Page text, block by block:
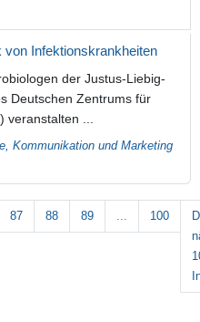
von Infektionskrankheiten
der Justus-Liebig-
Deutschen Zentrums für
...
Kommunikation und Marketing
87 88 89 ... 100